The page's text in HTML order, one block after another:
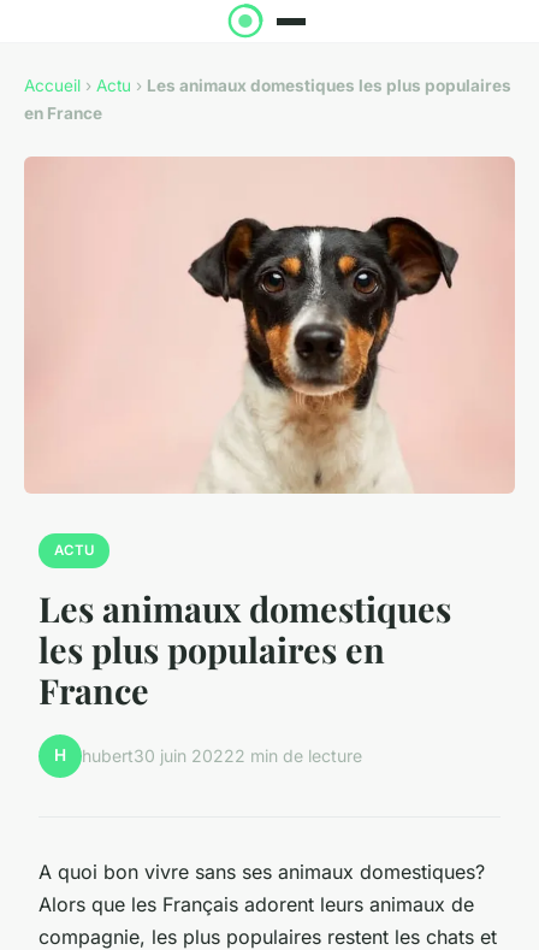
Accueil › Actu › Les animaux domestiques les plus populaires
en France
ACTU
Les animaux domestiques
les plus populaires en
France
H hubert30 juin 20222 min de lecture
A quoi bon vivre sans ses animaux domestiques?
Alors que les Français adorent leurs animaux de
compagnie, les plus populaires restent les chats et